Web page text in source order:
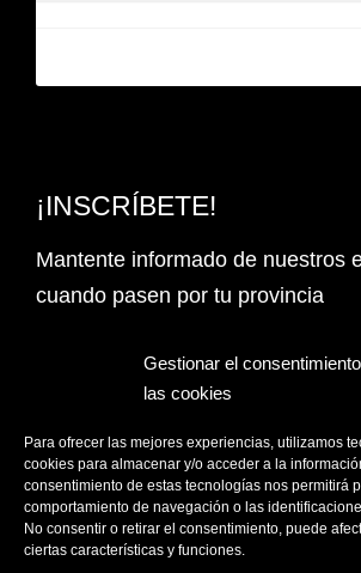
Gestionar el
las cookies
Para ofrecer las mejores experiencias, utilizamos
cookies para almacenar y/o acceder a la
consentimiento de estas tecnologías nos permitirá
comportamiento de navegación o las
No consentir o retirar el consentimiento, puede
ciertas características y funciones.
¡INSCRÍBETE!
Mantente informado de nuestros
cuando pasen por tu provincia
Email Address*
PROVINCIA
Acepto laPolítica de privacidad